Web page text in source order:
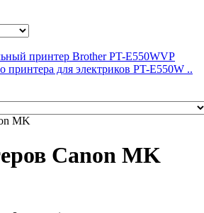
принтера для электриков PT-E550W ..
Canon MK